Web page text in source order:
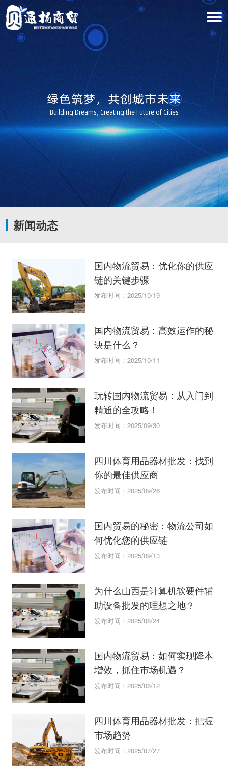
绿色筑梦，共创城市未来
Building Dreams, Creating the Future of Cities
新闻动态
国内物流贸易：优化你的供应
链的关键步骤
发布时间：2025/10/19
国内物流贸易：高效运作的秘
诀是什么？
发布时间：2025/10/11
玩转国内物流贸易：从入门到
精通的全攻略！
发布时间：2025/09/30
四川体育用品器材批发：找到
你的最佳供应商
发布时间：2025/09/26
国内贸易的秘密：物流公司如
何优化您的供应链
发布时间：2025/09/13
为什么山西是计算机软硬件辅
助设备批发的理想之地？
发布时间：2025/08/24
国内物流贸易：如何实现降本
增效，抓住市场机遇？
发布时间：2025/08/12
四川体育用品器材批发：把握
市场趋势
发布时间：2025/07/27